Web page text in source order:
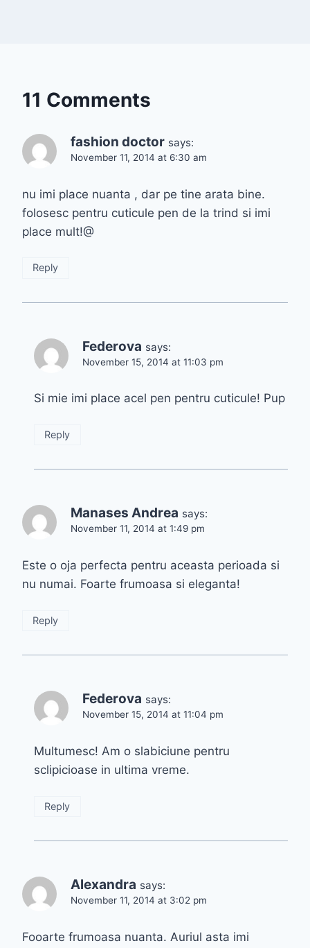
11 Comments
fashion doctor says:
November 11, 2014 at 6:30 am
nu imi place nuanta , dar pe tine arata bine.
folosesc pentru cuticule pen de la trind si imi
place mult!@
Reply
Federova says:
November 15, 2014 at 11:03 pm
Si mie imi place acel pen pentru cuticule! Pup
Reply
Manases Andrea says:
November 11, 2014 at 1:49 pm
Este o oja perfecta pentru aceasta perioada si
nu numai. Foarte frumoasa si eleganta!
Reply
Federova says:
November 15, 2014 at 11:04 pm
Multumesc! Am o slabiciune pentru
sclipicioase in ultima vreme.
Reply
Alexandra says:
November 11, 2014 at 3:02 pm
Fooarte frumoasa nuanta. Auriul asta imi